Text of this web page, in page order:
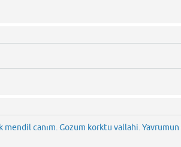
canım. Gozum korktu vallahi. Yavrumun